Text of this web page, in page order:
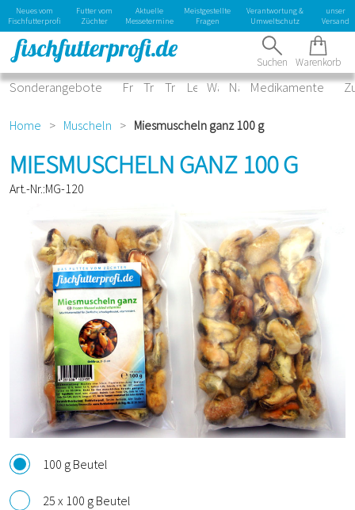
Neues vom
Fischfutterprofi
Futter vom
Züchter
Aktuelle
Messetermine
Meistgestellte
Fragen
Verantwortung &
Umweltschutz
unser
Versand
Warenkorb
Suchen
Sonderangebote Frostfutter
Trockenfutter
Tropical Sortiment
Lebendfutter
Wasserpflege
Naturprodukte
Medikamente
Home > Muscheln > Miesmuscheln ganz 100 g
MIESMUSCHELN GANZ 100 G
Art.-Nr.:MG-120
100 g Beutel
25 x 100 g Beutel
laden